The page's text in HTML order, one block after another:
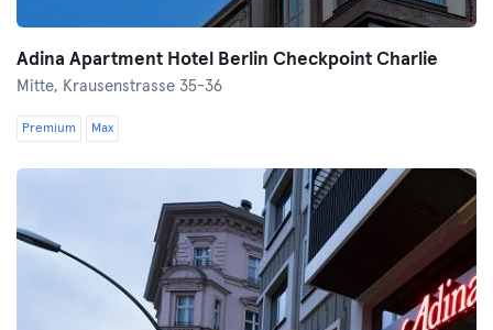
Adina Apartment Hotel Berlin Checkpoint Charlie
Mitte, Krausenstrasse 35-36
Premium Max